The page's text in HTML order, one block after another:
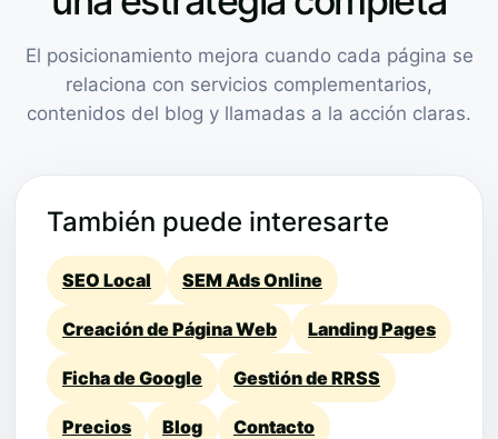
El posicionamiento mejora cuando cada página se
relaciona con servicios complementarios,
contenidos del blog y llamadas a la acción claras.
También puede interesarte
SEO Local SEM Ads Online
Creación de Página Web Landing Pages
Ficha de Google Gestión de RRSS
Precios Blog Contacto